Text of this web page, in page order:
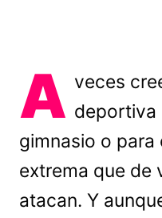
A veces
deportiva
gimnasio o para
extrema que de
atacan. Y